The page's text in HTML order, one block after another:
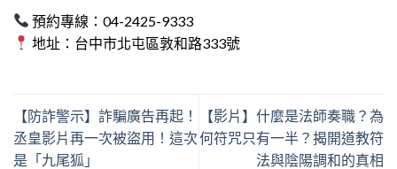
預約專線：04-2425-9333
地址：台中市北屯區敦和路333號
【防詐警示】詐騙廣告再起！
丞皇影片再一次被盜用！這次
是「九尾狐」
【影片】什麼是法師奏職？為
何符咒只有一半？揭開道教符
法與陰陽調和的真相